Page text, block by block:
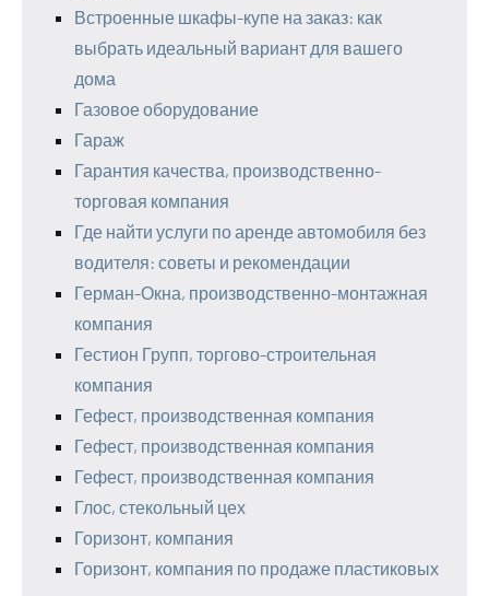
Встроенные шкафы-купе на заказ: как
выбрать идеальный вариант для вашего
дома
Газовое оборудование
Гараж
Гарантия качества, производственно-
торговая компания
Где найти услуги по аренде автомобиля без
водителя: советы и рекомендации
Герман-Окна, производственно-монтажная
компания
Гестион Групп, торгово-строительная
компания
Гефест, производственная компания
Гефест, производственная компания
Гефест, производственная компания
Глос, стекольный цех
Горизонт, компания
Горизонт, компания по продаже пластиковых